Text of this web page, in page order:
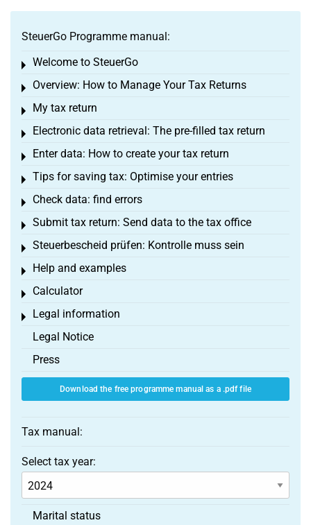
SteuerGo Programme manual:
Welcome to SteuerGo
Toggle menu
Overview: How to Manage Your Tax Returns
Toggle menu
My tax return
Toggle menu
Electronic data retrieval: The pre-filled tax return
Toggle menu
Enter data: How to create your tax return
Toggle menu
Tips for saving tax: Optimise your entries
Toggle menu
Check data: find errors
Toggle menu
Submit tax return: Send data to the tax office
Toggle menu
Steuerbescheid prüfen: Kontrolle muss sein
Toggle menu
Help and examples
Toggle menu
Calculator
Toggle menu
Legal information
Toggle menu
Legal Notice
Press
Download the free programme manual as a .pdf file
Tax manual:
Select tax year:
Marital status